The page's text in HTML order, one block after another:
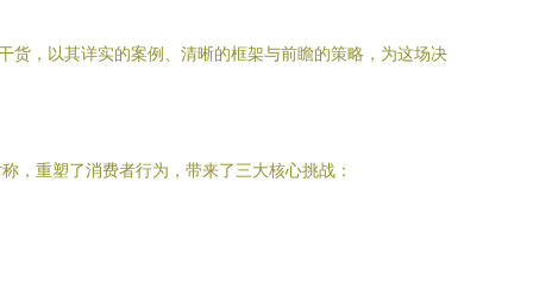
货，以其详实的案例、清晰的框架与前瞻的策略，为这场决
，重塑了消费者行为，带来了三大核心挑战：